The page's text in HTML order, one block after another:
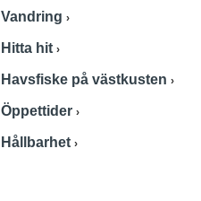
Vandring
Hitta hit
Havsfiske på västkusten
Öppettider
Hållbarhet